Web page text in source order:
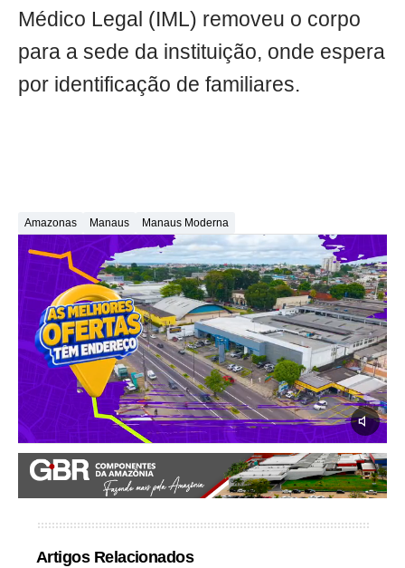
Médico Legal (IML) removeu o corpo
para a sede da instituição, onde espera
por identificação de familiares.
Amazonas Manaus Manaus Moderna
Artigos Relacionados